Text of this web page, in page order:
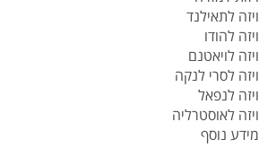
ויזה לתאילנד
ויזה להודו
ויזה לויאטנם
ויזה לסרי לנקה
ויזה לנפאל
ויזה לאוסטרליה
מידע נוסף